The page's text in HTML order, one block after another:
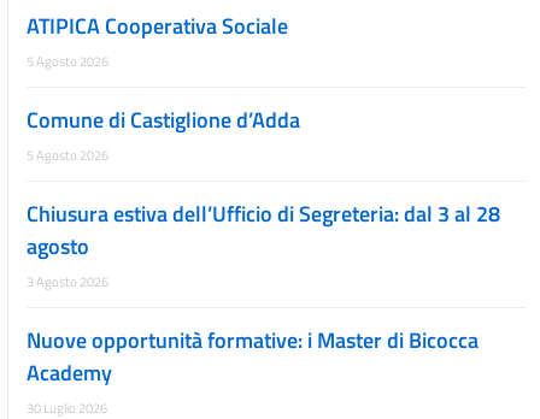
ATIPICA Cooperativa Sociale
5 Agosto 2026
Comune di Castiglione d’Adda
5 Agosto 2026
Chiusura estiva dell’Ufficio di Segreteria: dal 3 al 28
agosto
3 Agosto 2026
Nuove opportunità formative: i Master di Bicocca
Academy
30 Luglio 2026